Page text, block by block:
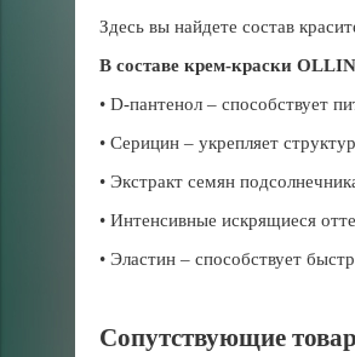
Здесь вы найдете состав
В составе крем-краски
• D-пантенол – способствует
• Серицин – укрепляет
• Экстракт семян
• Интенсивные искрящиеся
• Эластин – способствует
Сопутствующие